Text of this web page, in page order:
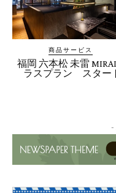
商品サービス
福岡 六本松 未雷
ラスプラン スター
-